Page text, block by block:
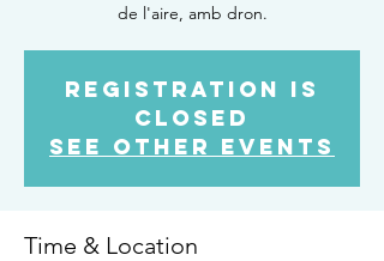
de l'aire, amb dron.
Registration is
Closed
See other events
Time & Location